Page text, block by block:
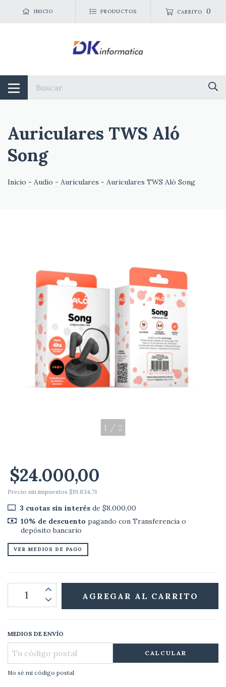
INICIO PRODUCTOS CARRITO 0
Auriculares TWS Aló
Song
Inicio - Audio - Auriculares - Auriculares TWS Aló Song
1 / 2
$24.000,00
Precio sin impuestos $19.834,71
3 cuotas sin interésde $8.000,00
10% de descuento pagando con Transferencia o
depósito bancario
VER MEDIOS DE PAGO
MEDIOS DE ENVÍO
CALCULAR
No sé mi código postal